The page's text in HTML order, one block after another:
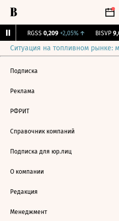
RGSS 0,209 +2,05%↑ BISVP 9,6
Ситуация на топливном рынке:
Подписка
Реклама
РФРИТ
Справочник компаний
Подписка для юр.лиц
О компании
Редакция
Менеджмент